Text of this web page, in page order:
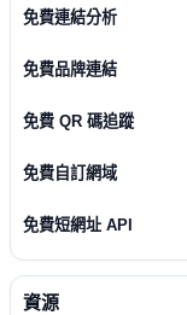
免費連結分析
免費品牌連結
免費 QR 碼追蹤
免費自訂網域
免費短網址 API
資源